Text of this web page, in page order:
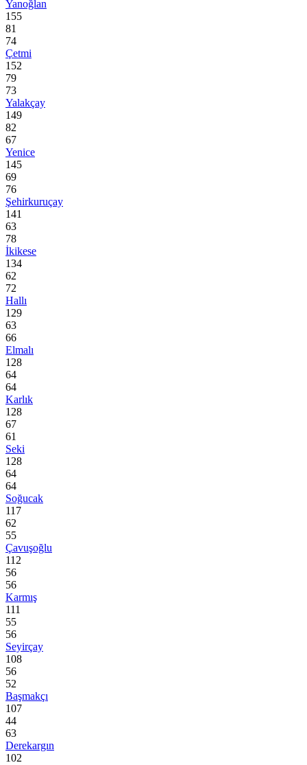
Yanoğlan
155
81
74
Çetmi
152
79
73
Yalakçay
149
82
67
Yenice
145
69
76
Şehirkuruçay
141
63
78
İkikese
134
62
72
Hallı
129
63
66
Elmalı
128
64
64
Karlık
128
67
61
Seki
128
64
64
Soğucak
117
62
55
Çavuşoğlu
112
56
56
Karmış
111
55
56
Seyirçay
108
56
52
Başmakçı
107
44
63
Derekargın
102